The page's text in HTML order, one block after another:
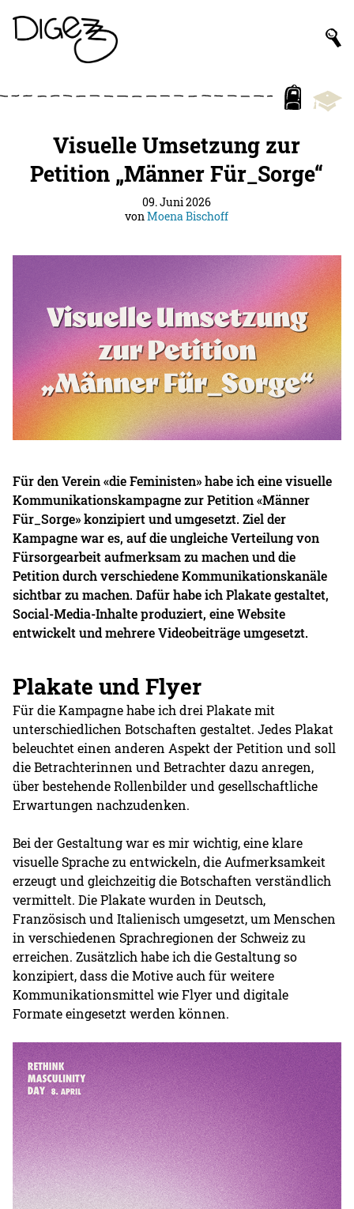
Visuelle Umsetzung zur
Petition „Männer Für_Sorge“
09. Juni 2026
vonMoena Bischoff
Für den Verein «die Feministen» habe ich eine visuelle
Kommunikationskampagne zur Petition «Männer
Für_Sorge» konzipiert und umgesetzt. Ziel der
Kampagne war es, auf die ungleiche Verteilung von
Fürsorgearbeit aufmerksam zu machen und die
Petition durch verschiedene Kommunikationskanäle
sichtbar zu machen. Dafür habe ich Plakate gestaltet,
Social-Media-Inhalte produziert, eine Website
entwickelt und mehrere Videobeiträge umgesetzt.
Plakate und Flyer
Für die Kampagne habe ich drei Plakate mit
unterschiedlichen Botschaften gestaltet. Jedes Plakat
beleuchtet einen anderen Aspekt der Petition und soll
die Betrachterinnen und Betrachter dazu anregen,
über bestehende Rollenbilder und gesellschaftliche
Erwartungen nachzudenken.
Bei der Gestaltung war es mir wichtig, eine klare
visuelle Sprache zu entwickeln, die Aufmerksamkeit
erzeugt und gleichzeitig die Botschaften verständlich
vermittelt. Die Plakate wurden in Deutsch,
Französisch und Italienisch umgesetzt, um Menschen
in verschiedenen Sprachregionen der Schweiz zu
erreichen. Zusätzlich habe ich die Gestaltung so
konzipiert, dass die Motive auch für weitere
Kommunikationsmittel wie Flyer und digitale
Formate eingesetzt werden können.